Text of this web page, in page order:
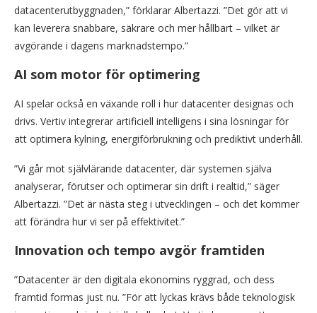
datacenterutbyggnaden,” förklarar Albertazzi. ”Det gör att vi
kan leverera snabbare, säkrare och mer hållbart – vilket är
avgörande i dagens marknadstempo.”
AI som motor för optimering
AI spelar också en växande roll i hur datacenter designas och
drivs. Vertiv integrerar artificiell intelligens i sina lösningar för
att optimera kylning, energiförbrukning och prediktivt underhåll.
”Vi går mot självlärande datacenter, där systemen själva
analyserar, förutser och optimerar sin drift i realtid,” säger
Albertazzi. ”Det är nästa steg i utvecklingen – och det kommer
att förändra hur vi ser på effektivitet.”
Innovation och tempo avgör framtiden
”Datacenter är den digitala ekonomins ryggrad, och dess
framtid formas just nu. ”För att lyckas krävs både teknologisk